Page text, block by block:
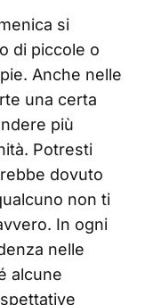
si
di piccole o
Anche nelle
una certa
più
Potresti
dovuto
non ti
In ogni
nelle
alcune